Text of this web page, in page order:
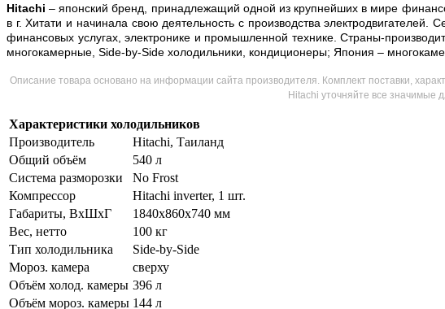
Hitachi – японский бренд, принадлежащий одной из крупнейших в мире
в г. Хитати и начинала свою деятельность с производства
финансовых услугах, электронике и промышленной технике. Страны-
многокамерные, Side-by-Side холодильники, кондиционеры; Япония –
Описание товара основано на информации сайта производителя. Комплект поставки,
Hitachi уточняйте все значимые
Характеристики холодильников
Производитель
Hitachi, Таиланд
Общий объём
540 л
Система разморозки
No Frost
Компрессор
Hitachi inverter, 1 шт.
Габариты, ВхШхГ
1840х860х740 мм
Вес, нетто
100 кг
Тип холодильника
Side-by-Side
Мороз. камера
сверху
Объём холод. камеры 396 л
Объём мороз. камеры 144 л